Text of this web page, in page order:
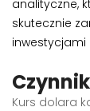
analityczne,
skutecznie
Kurs dolara